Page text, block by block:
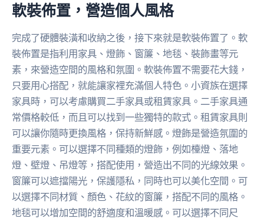
軟裝佈置，營造個人風格
完成了硬體裝潢和收納之後，接下來就是軟裝佈置了。軟
裝佈置是指利用家具、燈飾、窗簾、地毯、裝飾畫等元
素，來營造空間的風格和氛圍。軟裝佈置不需要花大錢，
只要用心搭配，就能讓家裡充滿個人特色。小資族在選擇
家具時，可以考慮購買二手家具或租賃家具。二手家具通
常價格較低，而且可以找到一些獨特的款式。租賃家具則
可以讓你隨時更換風格，保持新鮮感。燈飾是營造氛圍的
重要元素。可以選擇不同種類的燈飾，例如檯燈、落地
燈、壁燈、吊燈等，搭配使用，營造出不同的光線效果。
窗簾可以遮擋陽光，保護隱私，同時也可以美化空間。可
以選擇不同材質、顏色、花紋的窗簾，搭配不同的風格。
地毯可以增加空間的舒適度和溫暖感。可以選擇不同尺